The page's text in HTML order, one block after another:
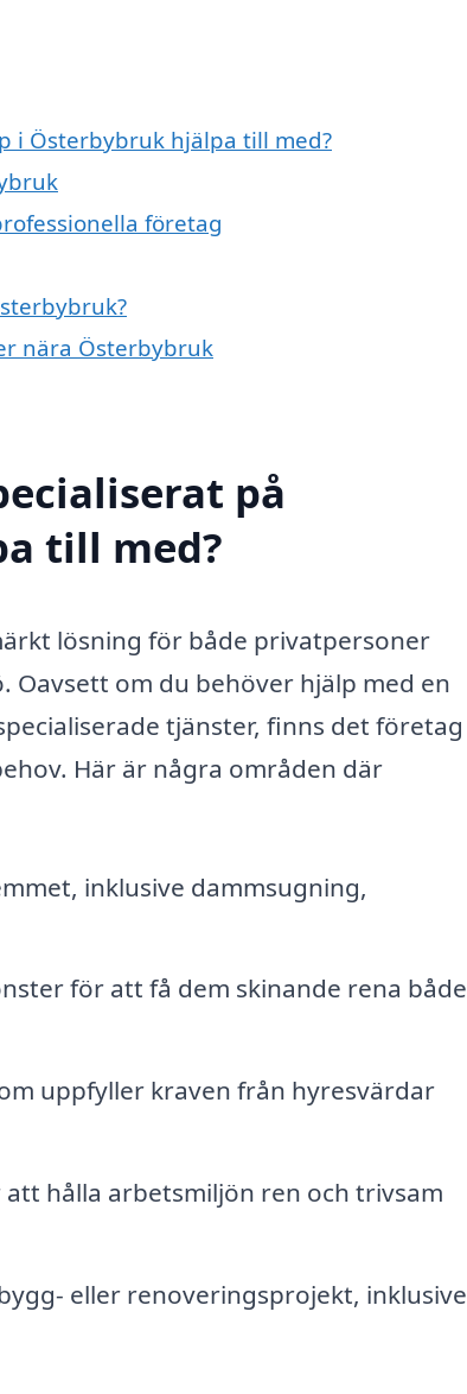
i Österbybruk hjälpa till med?
företag
nära Österbybruk
på
till med?
lösning för både privatpersoner
Oavsett om du behöver hjälp med en
tjänster, finns det företag
Här är några områden där
inklusive dammsugning,
för att få dem skinande rena både
uppfyller kraven från hyresvärdar
hålla arbetsmiljön ren och trivsam
eller renoveringsprojekt, inklusive